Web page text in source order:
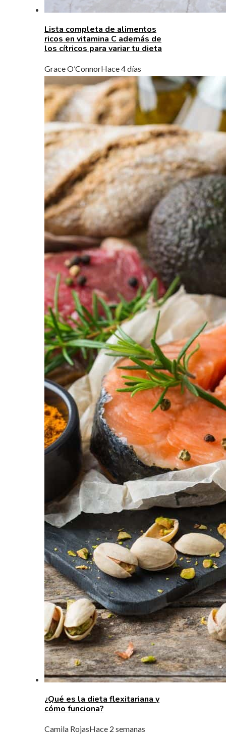
Lista completa de alimentos
ricos en vitamina C además de
los cítricos para variar tu dieta
Grace O’ConnorHace 4 días
¿Qué es la dieta flexitariana y
cómo funciona?
Camila RojasHace 2 semanas